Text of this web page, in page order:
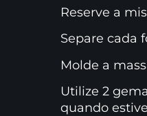
Reserve a
Separe cada
Molde a
Utilize 2
quando